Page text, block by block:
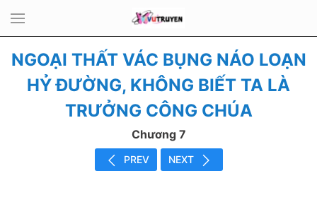
NGOẠI THẤT VÁC BỤNG NÁO LOẠN
HỶ ĐƯỜNG, KHÔNG BIẾT TA LÀ
TRƯỞNG CÔNG CHÚA
Chương 7
PREV NEXT